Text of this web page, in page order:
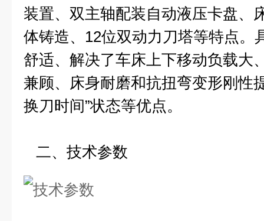
装置、双主轴配装自动液压卡盘、
体铸造、12位双动力刀塔等特点。
舒适、解决了车床上下移动负载大
兼顾、床身耐磨和抗扭弯变形刚性
换刀时间”状态等优点。
二、技术参数